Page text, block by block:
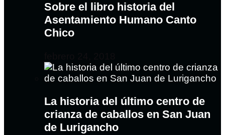
Sobre el libro historia del
Asentamiento Humano Canto
Chico
La historia del último centro de
crianza de caballos en San Juan
de Lurigancho